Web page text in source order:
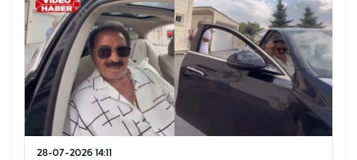
28-07-2026 14:11